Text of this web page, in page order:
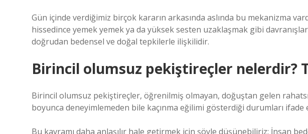
Gün içinde verdiğimiz birçok kararın arkasında aslında bu mekanizma
hissedince yemek yemek ya da yüksek sesten uzaklaşmak gibi
doğrudan bedensel ve doğal tepkilerle ilişkilidir.
Birincil olumsuz pekiştireçler nelerdir?
Birincil olumsuz pekiştireçler, öğrenilmiş olmayan, doğuştan gelen
boyunca deneyimlemeden bile kaçınma eğilimi gösterdiği durumları ifade
Bu kavramı daha anlaşılır hale getirmek için şöyle düşünebiliriz: İnsan